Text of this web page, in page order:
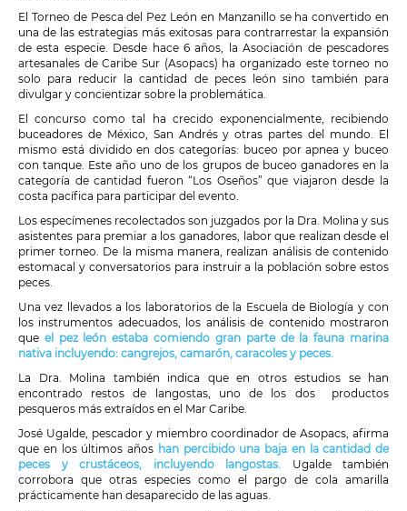
El Torneo de Pesca del Pez León en Manzanillo se ha convertido en
una de las estrategias más exitosas para contrarrestar la expansión
de esta especie. Desde hace 6 años, la Asociación de pescadores
artesanales de Caribe Sur (Asopacs) ha organizado este torneo no
solo para reducir la cantidad de peces león sino también para
divulgar y concientizar sobre la problemática.
El concurso como tal ha crecido exponencialmente, recibiendo
buceadores de México, San Andrés y otras partes del mundo. El
mismo está dividido en dos categorías: buceo por apnea y buceo
con tanque. Este año uno de los grupos de buceo ganadores en la
categoría de cantidad fueron “Los Oseños” que viajaron desde la
costa pacífica para participar del evento.
Los especímenes recolectados son juzgados por la Dra. Molina y sus
asistentes para premiar a los ganadores, labor que realizan desde el
primer torneo. De la misma manera, realizan análisis de contenido
estomacal y conversatorios para instruir a la población sobre estos
peces.
Una vez llevados a los laboratorios de la Escuela de Biología y con
los instrumentos adecuados, los análisis de contenido mostraron
que el pez león estaba comiendo gran parte de la fauna marina
nativa incluyendo: cangrejos, camarón, caracoles y peces.
La Dra. Molina también indica que en otros estudios se han
encontrado restos de langostas, uno de los dos productos
pesqueros más extraídos en el Mar Caribe.
José Ugalde, pescador y miembro coordinador de Asopacs, afirma
que en los últimos años han percibido una baja en la cantidad de
peces y crustáceos, incluyendo langostas. Ugalde también
corrobora que otras especies como el pargo de cola amarilla
prácticamente han desaparecido de las aguas.